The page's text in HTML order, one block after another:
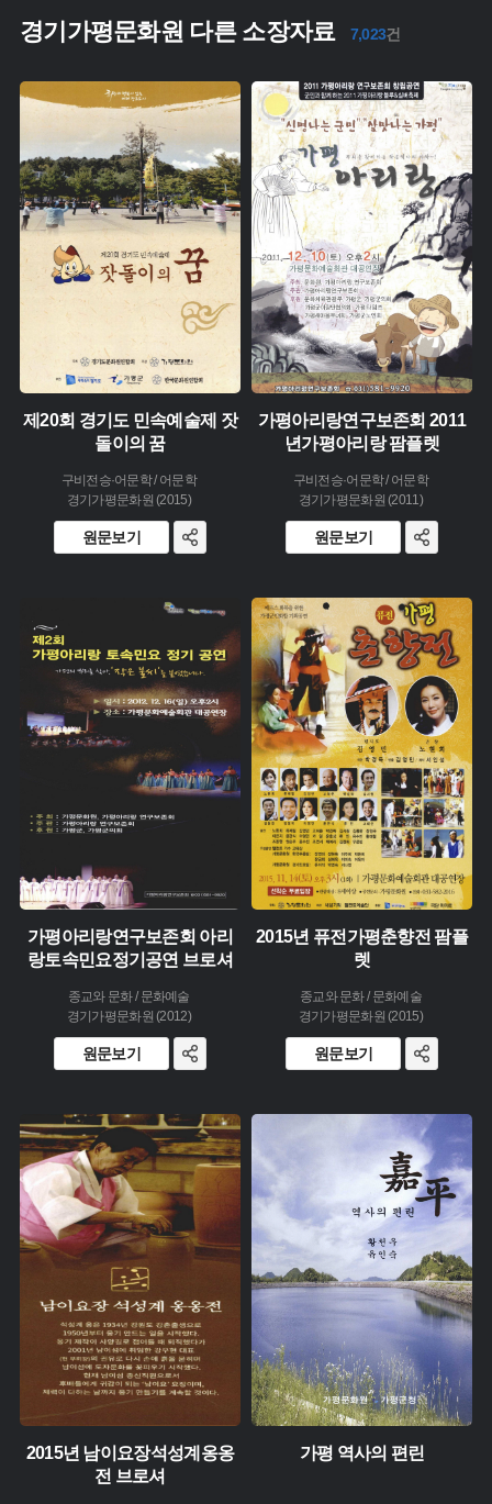
경기가평문화원 다른 소장자료 7,023건
주제 :
유형 :
생산 :
소장 :
제20회 경기도 민속예술제 잣
돌이의 꿈
구비전승·어문학 / 어문학
경기가평문화원 (2015)
원문보기
주제 :
유형 :
생산 :
소장 :
가평아리랑연구보존회 2011
년가평아리랑 팜플렛
구비전승·어문학 / 어문학
경기가평문화원 (2011)
원문보기
주제 :
유형 :
생산 :
소장 :
가평아리랑연구보존회 아리
랑토속민요정기공연 브로셔
종교와 문화 / 문화예술
경기가평문화원 (2012)
원문보기
주제 :
유형 :
생산 :
소장 :
2015년 퓨전가평춘향전 팜플
렛
종교와 문화 / 문화예술
경기가평문화원 (2015)
원문보기
주제 :
유형 :
생산 :
2015년 남이요장석성계옹옹
전 브로셔
주제 :
유형 :
생산 :
소장 :
가평 역사의 편린